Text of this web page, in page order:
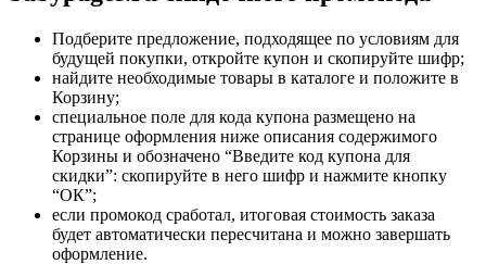
Подберите предложение, подходящее по условиям для
будущей покупки, откройте купон и скопируйте шифр;
найдите необходимые товары в каталоге и положите в
Корзину;
специальное поле для кода купона размещено на
странице оформления ниже описания содержимого
Корзины и обозначено “Введите код купона для
скидки”: скопируйте в него шифр и нажмите кнопку
“ОК”;
если промокод сработал, итоговая стоимость заказа
будет автоматически пересчитана и можно завершать
оформление.